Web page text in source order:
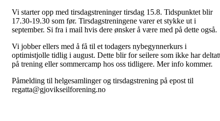
Vi starter opp med tirsdagstreninger tirsdag 15.8. Tidspunktet blir
17.30-19.30 som før. Tirsdagstreningene varer et stykke ut i
september. Si fra i mail hvis dere ønsker å være med på dette også.
Vi jobber ellers med å få til et todagers nybegynnerkurs i
optimistjolle tidlig i august. Dette blir for seilere som ikke har
på trening eller sommercamp hos oss tidligere. Mer info kommer.
Påmelding til helgesamlinger og tirsdagstrening på epost til
regatta@gjovikseilforening.no